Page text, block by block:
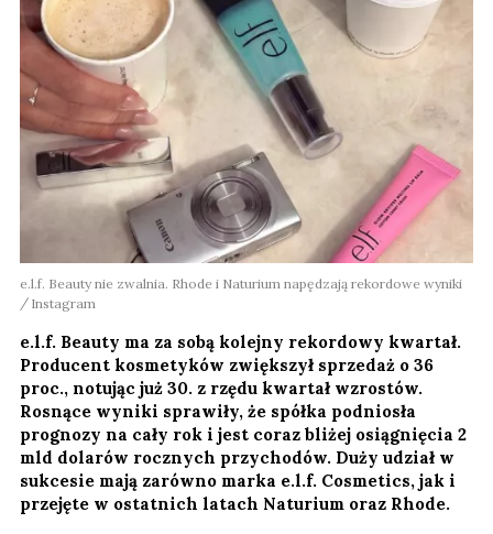
e.l.f. Beauty nie zwalnia. Rhode i Naturium napędzają rekordowe wyniki
Instagram
e.l.f. Beauty ma za sobą kolejny rekordowy kwartał.
Producent kosmetyków zwiększył sprzedaż o 36
proc., notując już 30. z rzędu kwartał wzrostów.
Rosnące wyniki sprawiły, że spółka podniosła
prognozy na cały rok i jest coraz bliżej osiągnięcia 2
mld dolarów rocznych przychodów. Duży udział w
sukcesie mają zarówno marka e.l.f. Cosmetics, jak i
przejęte w ostatnich latach Naturium oraz Rhode.